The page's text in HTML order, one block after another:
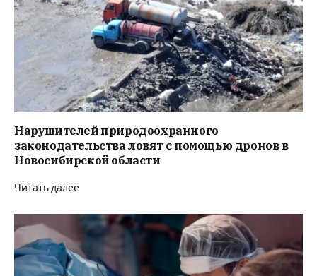
Нарушителей природоохранного
законодательства ловят с помощью дронов в
Новосибирской области
Читать далее